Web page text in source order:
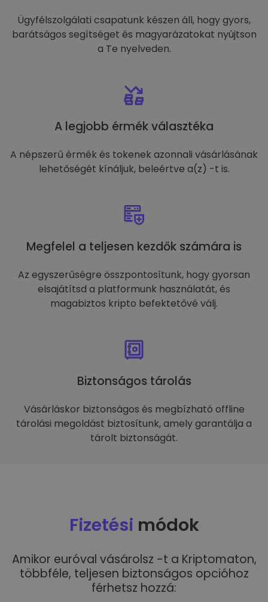
Ügyfélszolgálati csapatunk készen áll, hogy gyors,
barátságos segítséget és magyarázatokat nyújtson
a Te nyelveden.
A legjobb érmék választéka
A népszerű érmék és tokenek azonnali vásárlásának
lehetőségét kínáljuk, beleértve a(z) -t is.
Megfelel a teljesen kezdők számára is
Az egyszerűségre összpontosítunk, hogy gyorsan
elsajátítsd a platformunk használatát, és
magabiztos kripto befektetővé válj.
Biztonságos tárolás
Vásárláskor biztonságos és megbízható offline
tárolási megoldást biztosítunk, amely garantálja a
tárolt biztonságát.
Fizetési módok
Amikor euróval vásárolsz -t a Kriptomaton,
többféle, teljesen biztonságos opcióhoz
férhetsz hozzá: